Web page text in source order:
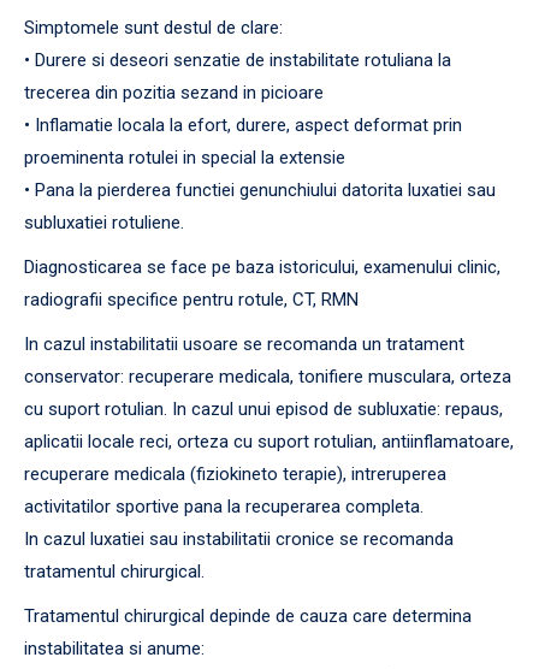
Simptomele sunt destul de clare:
• Durere si deseori senzatie de instabilitate rotuliana la
trecerea din pozitia sezand in picioare
• Inflamatie locala la efort, durere, aspect deformat prin
proeminenta rotulei in special la extensie
• Pana la pierderea functiei genunchiului datorita luxatiei sau
subluxatiei rotuliene.
Diagnosticarea se face pe baza istoricului, examenului clinic,
radiografii specifice pentru rotule, CT, RMN
In cazul instabilitatii usoare se recomanda un tratament
conservator: recuperare medicala, tonifiere musculara, orteza
cu suport rotulian. In cazul unui episod de subluxatie: repaus,
aplicatii locale reci, orteza cu suport rotulian, antiinflamatoare,
recuperare medicala (fiziokineto terapie), intreruperea
activitatilor sportive pana la recuperarea completa.
In cazul luxatiei sau instabilitatii cronice se recomanda
tratamentul chirurgical.
Tratamentul chirurgical depinde de cauza care determina
instabilitatea si anume: